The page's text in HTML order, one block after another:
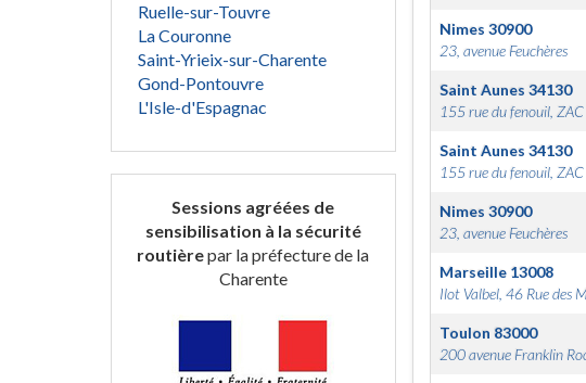
Ruelle-sur-Touvre
La Couronne
Saint-Yrieix-sur-Charente
Gond-Pontouvre
L'Isle-d'Espagnac
Sessions agréées de
sensibilisation à la sécurité
routièrepar la préfecture de la
Charente
Nimes 30900
23, avenue Feuchères
Saint Aunes 34130
155 rue du fenouil, ZAC
Saint Aunes 34130
155 rue du fenouil, ZAC
Nimes 30900
23, avenue Feuchères
Marseille 13008
Ilot Valbel, 46 Rue des
Toulon 83000
200 avenue Franklin